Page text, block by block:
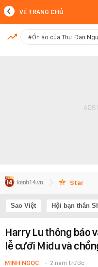
MỚI NHẤT
VỀ TRANG CHỦ
#Ồn ào của Thư Đan
Star
Sao Việt Hội bạn thân
Harry Lu thông báo
lễ cưới Midu và
MINH NGỌC 2 năm trước